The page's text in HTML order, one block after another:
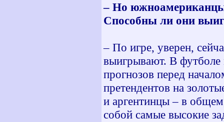
– Но южноамериканцы
Способны ли они
– По игре, уверен,
выигрывают. В футболе
прогнозов перед
претендентов на
и аргентинцы – в
собой самые высокие